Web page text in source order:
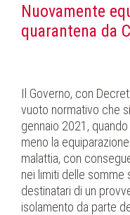
Nuovamente
quarantena da
Il Governo, con
vuoto normativo che
gennaio 2021, quando
meno la
malattia, con
nei limiti delle somme
destinatari di un
isolamento da parte